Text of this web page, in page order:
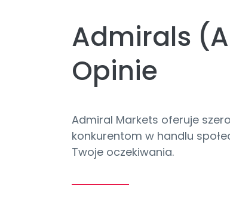
Admirals
Opinie
Admiral Markets oferuje
konkurentom w handlu
Twoje oczekiwania.